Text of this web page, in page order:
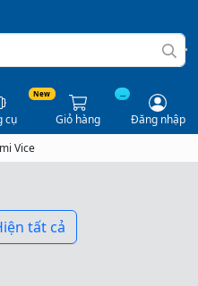
New
cụ
...
Giỏ hàng
Đăng nhập
Vice
tất cả